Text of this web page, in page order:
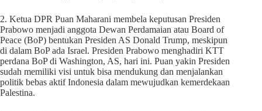
2. Ketua DPR Puan Maharani membela keputusan Presiden
Prabowo menjadi anggota Dewan Perdamaian atau Board of
Peace (BoP) bentukan Presiden AS Donald Trump, meskipun
di dalam BoP ada Israel. Presiden Prabowo menghadiri KTT
perdana BoP di Washington, AS, hari ini. Puan yakin Presiden
sudah memiliki visi untuk bisa mendukung dan menjalankan
politik bebas aktif Indonesia dalam mewujudkan kemerdekaan
Palestina.